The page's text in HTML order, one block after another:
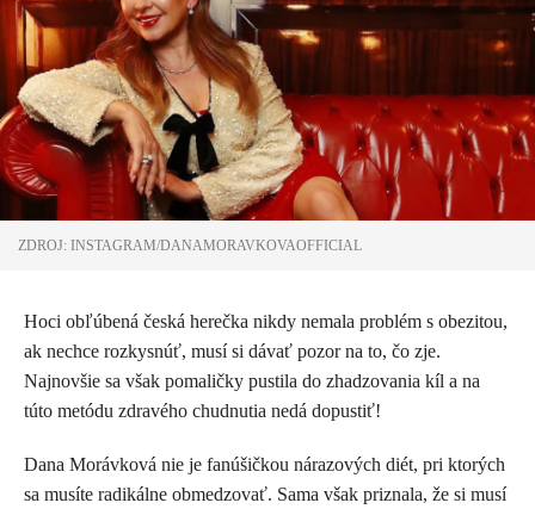
ZDROJ: INSTAGRAM/DANAMORAVKOVAOFFICIAL
Hoci obľúbená česká herečka nikdy nemala problém s obezitou,
ak nechce rozkysnúť, musí si dávať pozor na to, čo zje.
Najnovšie sa však pomaličky pustila do zhadzovania kíl a na
túto metódu zdravého chudnutia nedá dopustiť!
Dana Morávková nie je fanúšičkou nárazových diét, pri ktorých
sa musíte radikálne obmedzovať. Sama však priznala, že si musí